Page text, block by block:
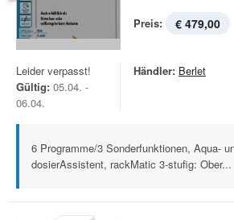
Preis: € 479,00
Leider verpasst!
Gültig: 05.04. -
06.04.
Händler: Berlet
6 Programme/3 Sonderfunktionen, Aqua-
dosierAssistent, rackMatic 3-stufig: Ober...